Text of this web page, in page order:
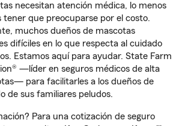
necesitan atención médica, lo menos
tener que preocuparse por el costo.
muchos dueños de mascotas
difíciles en lo que respecta al cuidado
Estamos aquí para ayudar. State Farm
—líder en seguros médicos de alta
para facilitarles a los dueños de
de sus familiares peludos.
Para una cotización de seguro